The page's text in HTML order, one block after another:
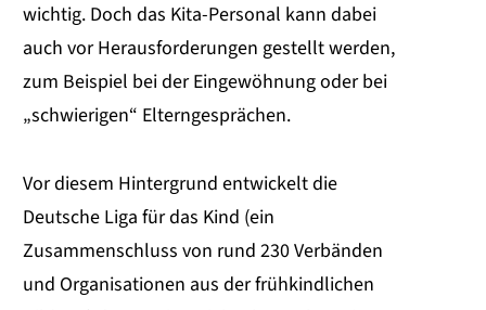
wichtig. Doch das Kita-Personal kann dabei
auch vor Herausforderungen gestellt werden,
zum Beispiel bei der Eingewöhnung oder bei
„schwierigen“ Elterngesprächen.
Vor diesem Hintergrund entwickelt die
Deutsche Liga für das Kind (ein
Zusammenschluss von rund 230 Verbänden
und Organisationen aus der frühkindlichen